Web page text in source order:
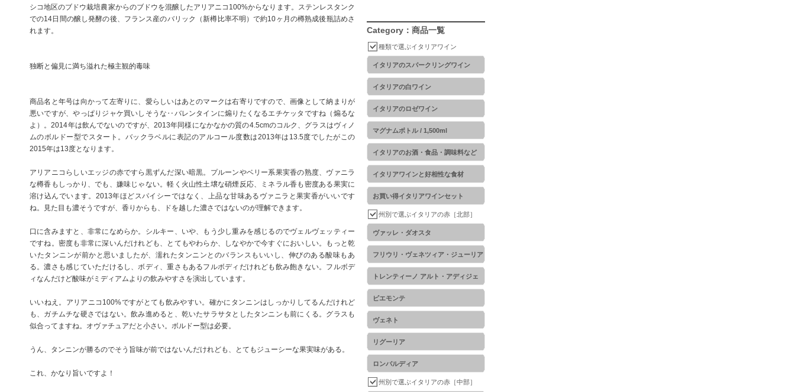
シコ地区のブドウ栽培農家からのブドウを混醸したアリアニコ100%からなります。ステンレスタンク
での14日間の醸し発酵の後、フランス産のバリック（新樽比率不明）で約10ヶ月の樽熟成後瓶詰めさ
れます。
独断と偏見に満ち溢れた極主観的毒味
商品名と年号は向かって左寄りに、愛らしいはあとのマークは右寄りですので、画像として納まりが
悪いですが、やっぱりジャケ買いしそうな‥バレンタインに煽りたくなるエチケッタですね（煽るな
よ）。2014年は飲んでないのですが、2013年同様になかなかの質の4.5cmのコルク、グラスはヴィノ
ムのボルドー型でスタート。バックラベルに表記のアルコール度数は2013年は13.5度でしたがこの
2015年は13度となります。
アリアニコらしいエッジの赤ですら黒ずんだ深い暗黒。プルーンやベリー系果実香の熟度、ヴァニラ
な樽香もしっかり、でも、嫌味じゃない。軽く火山性土壌な硝煙反応、ミネラル香も密度ある果実に
溶け込んでいます。2013年ほどスパイシーではなく、上品な甘味あるヴァニラと果実香がいいです
ね。見た目も濃そうですが、香りからも、ドを越した濃さではないのが理解できます。
口に含みますと、非常になめらか。シルキー、いや、もう少し重みを感じるのでヴェルヴェッティー
ですね。密度も非常に深いんだけれども、とてもやわらか、しなやかで今すぐにおいしい。もっと乾
いたタンニンが前かと思いましたが、濡れたタンニンとのバランスもいいし、伸びのある酸味もあ
る。濃さも感じていただけるし、ボディ、重さもあるフルボディだけれども飲み飽きない。フルボデ
ィなんだけど酸味がミディアムよりの飲みやすさを演出しています。
いいねえ。アリアニコ100%ですがとても飲みやすい。確かにタンニンはしっかりしてるんだけれど
も、ガチムチな硬さではない。飲み進めると、乾いたサラサタとしたタンニンも前にくる。グラスも
似合ってますね。オヴァチュアだと小さい。ボルドー型は必要。
うん、タンニンが勝るのでそう旨味が前ではないんだけれども、とてもジューシーな果実味がある。
これ、かなり旨いですよ！
Category：商品一覧
種類で選ぶイタリアワイン
イタリアのスパークリングワイン
イタリアの白ワイン
イタリアのロゼワイン
マグナムボトル / 1,500ml
イタリアのお酒・食品・調味料など
イタリアワインと好相性な食材
お買い得イタリアワインセット
州別で選ぶイタリアの赤［北部］
ヴァッレ・ダオスタ
フリウリ・ヴェネツィア・ジューリア
トレンティーノ アルト・アディジェ
ピエモンテ
ヴェネト
リグーリア
ロンバルディア
州別で選ぶイタリアの赤［中部］